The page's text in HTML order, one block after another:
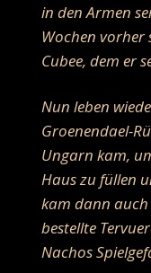
in den Armen
Wochen vorher
Cubee, dem er
Nun leben
Groenendael-
Ungarn kam,
Haus zu füllen
kam dann auch
bestellte
Nachos